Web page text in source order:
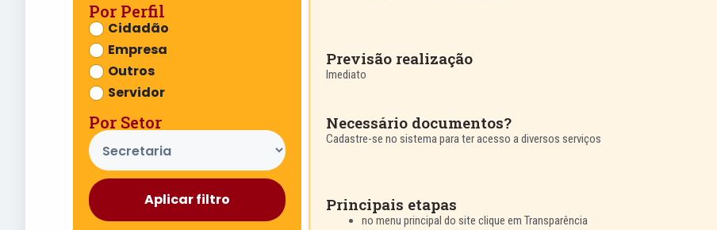
Por Perfil
Cidadão
Empresa
Outros
Servidor
Por Setor
Aplicar filtro
Previsão realização
Imediato
Necessário documentos?
Cadastre-se no sistema para ter acesso a diversos serviços
Principais etapas
no menu principal do site clique em Transparência